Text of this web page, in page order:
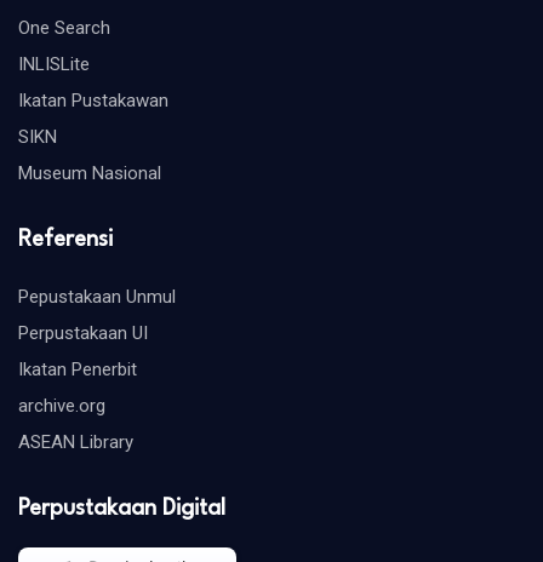
One Search
INLISLite
Ikatan Pustakawan
SIKN
Museum Nasional
Referensi
Pepustakaan Unmul
Perpustakaan UI
Ikatan Penerbit
archive.org
ASEAN Library
Perpustakaan Digital